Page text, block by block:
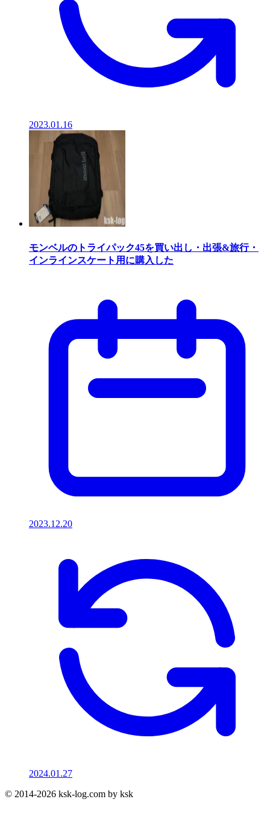
2023.01.16
モンベルのトライパック45を買い出し・出張&旅行・
インラインスケート用に購入した
2023.12.20
2024.01.27
© 2014-2026 ksk-log.com by ksk